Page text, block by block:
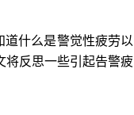
道什么是警觉性疲劳以
将反思一些引起告警疲